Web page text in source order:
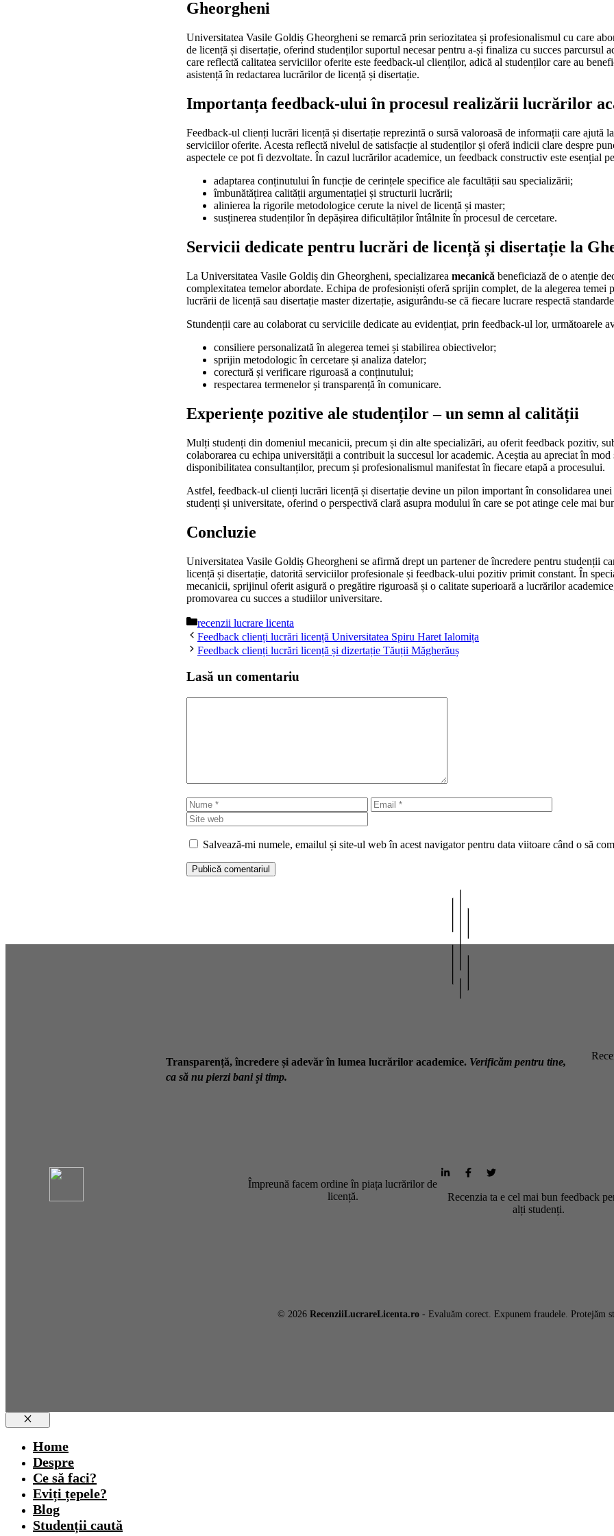
Gheorgheni
Universitatea Vasile Goldiș Gheorgheni se remarcă prin seriozitatea și profesionalismul cu care
de licență și disertație, oferind studenților suportul necesar pentru a-și finaliza cu succes parcursul
care reflectă calitatea serviciilor oferite este feedback-ul clienților, adică al studenților care au
asistență în redactarea lucrărilor de licență și disertație.
Importanța feedback-ului în procesul realizării lucrărilor
Feedback-ul clienți lucrări licență și disertație reprezintă o sursă valoroasă de informații care ajută
serviciilor oferite. Acesta reflectă nivelul de satisfacție al studenților și oferă indicii clare despre
aspectele ce pot fi dezvoltate. În cazul lucrărilor academice, un feedback constructiv este esențial
adaptarea conținutului în funcție de cerințele specifice ale facultății sau specializării;
îmbunătățirea calității argumentației și structurii lucrării;
alinierea la rigorile metodologice cerute la nivel de licență și master;
susținerea studenților în depășirea dificultăților întâlnite în procesul de cercetare.
Servicii dedicate pentru lucrări de licență și disertație la
La Universitatea Vasile Goldiș din Gheorgheni, specializarea mecanică beneficiază de o atenție
complexitatea temelor abordate. Echipa de profesioniști oferă sprijin complet, de la alegerea temei
lucrării de licență sau disertație master dizertație, asigurându-se că fiecare lucrare respectă
Stundenții care au colaborat cu serviciile dedicate au evidențiat, prin feedback-ul lor, următoarele
consiliere personalizată în alegerea temei și stabilirea obiectivelor;
sprijin metodologic în cercetare și analiza datelor;
corectură și verificare riguroasă a conținutului;
respectarea termenelor și transparență în comunicare.
Experiențe pozitive ale studenților – un semn al calității
Mulți studenți din domeniul mecanicii, precum și din alte specializări, au oferit feedback pozitiv,
colaborarea cu echipa universității a contribuit la succesul lor academic. Aceștia au apreciat în mod
disponibilitatea consultanților, precum și profesionalismul manifestat în fiecare etapă a procesului.
Astfel, feedback-ul clienți lucrări licență și disertație devine un pilon important în consolidarea
studenți și universitate, oferind o perspectivă clară asupra modului în care se pot atinge cele mai
Concluzie
Universitatea Vasile Goldiș Gheorgheni se afirmă drept un partener de încredere pentru studenții
licență și disertație, datorită serviciilor profesionale și feedback-ului pozitiv primit constant. În
mecanicii, sprijinul oferit asigură o pregătire riguroasă și o calitate superioară a lucrărilor
promovarea cu succes a studiilor universitare.
Categorii
recenzii lucrare licenta
Feedback clienți lucrări licență Universitatea Spiru Haret Ialomița
Feedback clienți lucrări licență și dizertație Tăuții Măgherăuș
Lasă un comentariu
Nume Email
web
Salvează-mi numele, emailul și site-ul web în acest navigator pentru data viitoare când o să
Transparență, încredere și adevăr în lumea lucrărilor academice. Verificăm pentru tine,
ca să nu pierzi bani și timp.
Împreună facem ordine în piața lucrărilor de
licență.
Recenzia ta e cel mai bun feedback
alți studenți.
© 2026 RecenziiLucrareLicenta.ro- Evaluăm corect. Expunem fraudele. Protejăm
Close
Home
Despre
Ce să faci?
Eviți țepele?
Blog
Studenții caută